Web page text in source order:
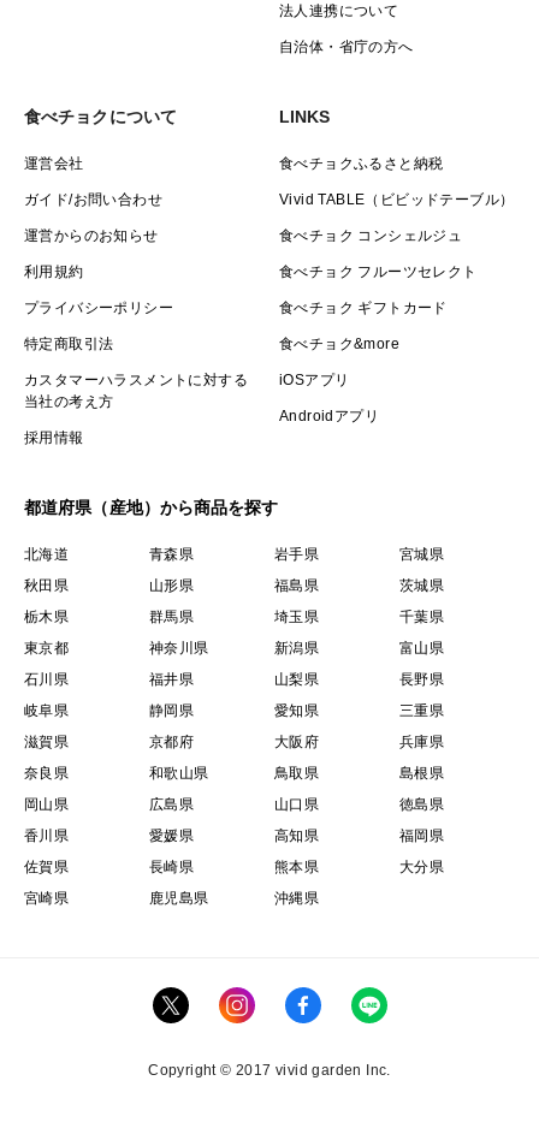
法人連携について
自治体・省庁の方へ
食べチョクについて
運営会社
ガイド/お問い合わせ
運営からのお知らせ
利用規約
プライバシーポリシー
特定商取引法
カスタマーハラスメントに対する
当社の考え方
採用情報
LINKS
食べチョクふるさと納税
Vivid TABLE（ビビッドテーブル）
食べチョク コンシェルジュ
食べチョク フルーツセレクト
食べチョク ギフトカード
食べチョク&more
iOSアプリ
Androidアプリ
都道府県（産地）から商品を探す
北海道 青森県 岩手県
宮城県
秋田県
山形県 福島県
茨城県
栃木県
群馬県 埼玉県
千葉県
東京都
神奈川県 新潟県
富山県
石川県
福井県 山梨県
長野県
岐阜県
静岡県 愛知県
三重県
滋賀県
京都府 大阪府
兵庫県
奈良県
和歌山県 鳥取県
島根県
岡山県
広島県 山口県
徳島県
香川県
愛媛県 高知県
福岡県
佐賀県
長崎県 熊本県
大分県
宮崎県
鹿児島県 沖縄県
Copyright © 2017 vivid garden Inc.